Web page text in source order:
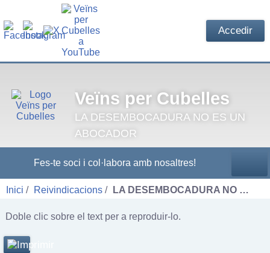
Accedir
Veïns per Cubelles
LA DESEMBOCADURA NO ES UN
ABOCADOR
Fes-te soci i col·labora amb nosaltres!
Inici Reivindicacions LA DESEMBOCADURA NO …
Doble clic sobre el text per a reproduir-lo.